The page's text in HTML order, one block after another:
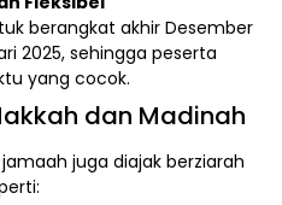
berangkat akhir Desember
2025, sehingga peserta
yang cocok.
dan Madinah
juga diajak berziarah